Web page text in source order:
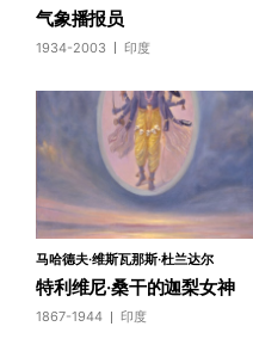
气象播报员
1934-2003 印度
马哈德夫·维斯瓦那斯·杜兰达尔
特利维尼·桑干的迦梨女神
1867-1944 印度